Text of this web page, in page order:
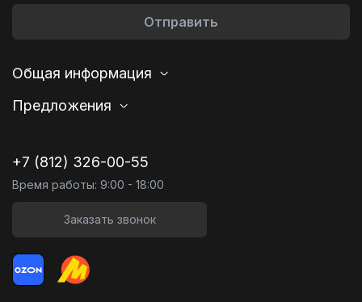
Отправить
Общая информация
Предложения
+7 (812) 326-00-55
Время работы: 9:00 - 18:00
Заказать звонок